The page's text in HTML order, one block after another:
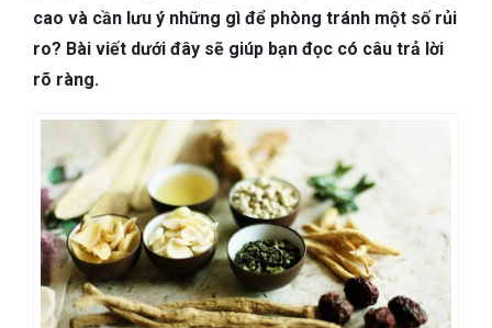
NHA KHOA
cao và cần lưu ý những gì để phòng tránh một số rủi
ro? Bài viết dưới đây sẽ giúp bạn đọc có câu trả lời
rõ ràng.